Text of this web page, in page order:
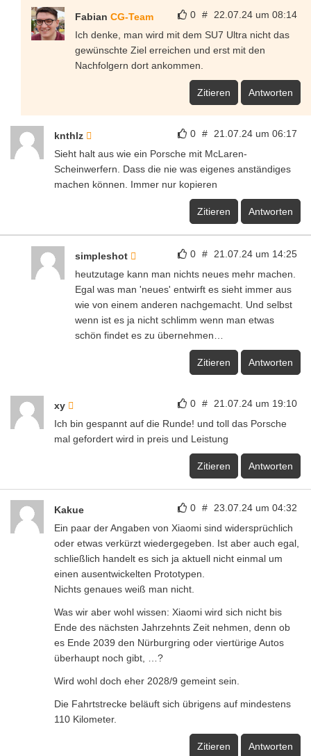
0 # 22.07.24 um 08:14
Fabian CG-Team
Ich denke, man wird mit dem SU7 Ultra nicht das
gewünschte Ziel erreichen und erst mit den
Nachfolgern dort ankommen.
Zitieren Antworten
0 # 21.07.24 um 06:17
knthlz
Sieht halt aus wie ein Porsche mit McLaren-
Scheinwerfern. Dass die nie was eigenes anständiges
machen können. Immer nur kopieren
Zitieren Antworten
0 # 21.07.24 um 14:25
simpleshot
heutzutage kann man nichts neues mehr machen.
Egal was man 'neues' entwirft es sieht immer aus
wie von einem anderen nachgemacht. Und selbst
wenn ist es ja nicht schlimm wenn man etwas
schön findet es zu übernehmen…
Zitieren Antworten
0 # 21.07.24 um 19:10
xy
Ich bin gespannt auf die Runde! und toll das Porsche
mal gefordert wird in preis und Leistung
Zitieren Antworten
0 # 23.07.24 um 04:32
Kakue
Ein paar der Angaben von Xiaomi sind widersprüchlich
oder etwas verkürzt wiedergegeben. Ist aber auch egal,
schließlich handelt es sich ja aktuell nicht einmal um
einen ausentwickelten Prototypen.
Nichts genaues weiß man nicht.
Was wir aber wohl wissen: Xiaomi wird sich nicht bis
Ende des nächsten Jahrzehnts Zeit nehmen, denn ob
es Ende 2039 den Nürburgring oder viertürige Autos
überhaupt noch gibt, …?
Wird wohl doch eher 2028/9 gemeint sein.
Die Fahrtstrecke beläuft sich übrigens auf mindestens
110 Kilometer.
Zitieren Antworten